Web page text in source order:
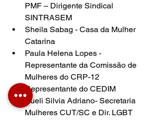
PMF – Dirigente Sindical
SINTRASEM
Sheila Sabag - Casa da Mulher
Catarina
Paula Helena Lopes -
Representante da Comissão de
Mulheres do CRP-12
Representante do CEDIM
Sueli Silvia Adriano- Secretaria
Mulheres CUT/SC e Dir. LGBT